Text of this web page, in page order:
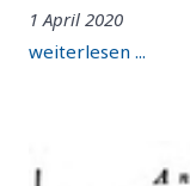
1 April 2020
weiterlesen ...